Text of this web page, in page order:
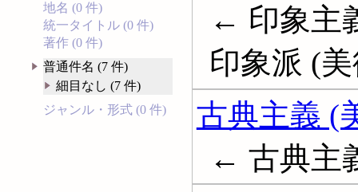
地名 (0 件)
統一タイトル (0 件)
著作 (0 件)
普通件名 (7 件)
細目なし (7 件)
ジャンル・形式 (0 件)
← 印象主
印象派 (
古典主義 (
← 古典主